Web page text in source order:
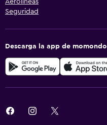
Aerolíneas
Seguridad
Descarga la app de momondo